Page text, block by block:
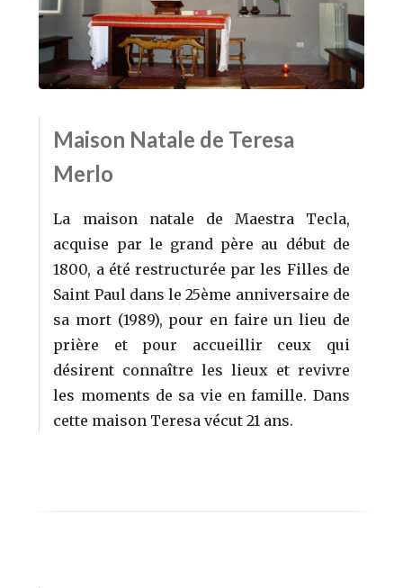
Maison Natale de Teresa
Merlo
La maison natale de Maestra Tecla,
acquise par le grand père au début de
1800, a été restructurée par les Filles de
Saint Paul dans le 25ème anniversaire de
sa mort (1989), pour en faire un lieu de
prière et pour accueillir ceux qui
désirent connaître les lieux et revivre
les moments de sa vie en famille. Dans
cette maison Teresa vécut 21 ans.